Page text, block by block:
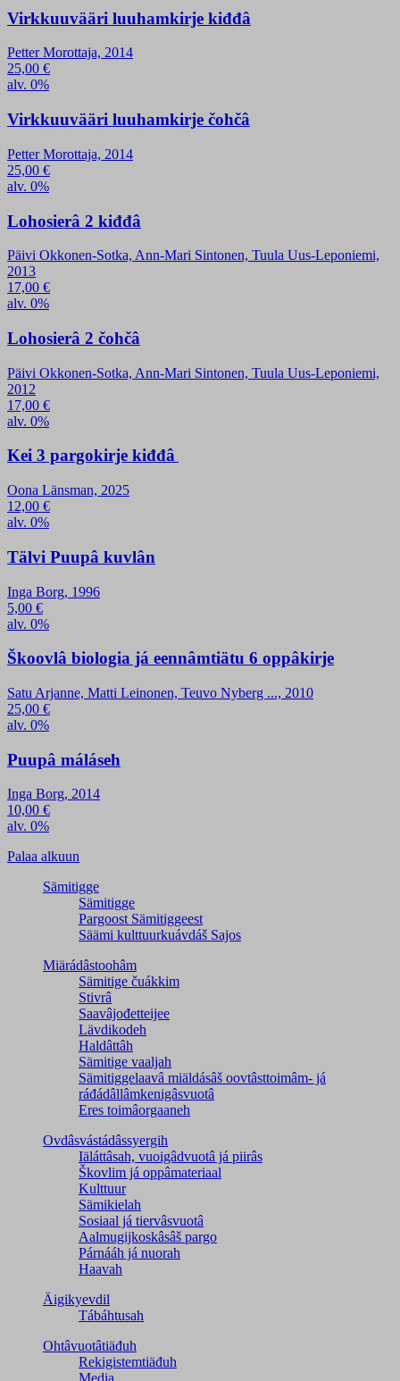
Virkkuuvääri luuhamkirje kiđđâ
Petter Morottaja, 2014
25,00 €
alv. 0%
Virkkuuvääri luuhamkirje čohčâ
Petter Morottaja, 2014
25,00 €
alv. 0%
Lohosierâ 2 kiđđâ
Päivi Okkonen-Sotka, Ann-Mari Sintonen, Tuula Uus-Leponiemi,
2013
17,00 €
alv. 0%
Lohosierâ 2 čohčâ
Päivi Okkonen-Sotka, Ann-Mari Sintonen, Tuula Uus-Leponiemi,
2012
17,00 €
alv. 0%
Kei 3 pargokirje kiđđâ
Oona Länsman, 2025
12,00 €
alv. 0%
Tälvi Puupâ kuvlân
Inga Borg, 1996
5,00 €
alv. 0%
Škoovlâ biologia já eennâmtiätu 6 oppâkirje
Satu Arjanne, Matti Leinonen, Teuvo Nyberg ..., 2010
25,00 €
alv. 0%
Puupâ máláseh
Inga Borg, 2014
10,00 €
alv. 0%
Palaa alkuun
Sämitigge
Sämitigge
Pargoost Sämitiggeest
Säämi kulttuurkuávdáš Sajos
Miärádâstoohâm
Sämitige čuákkim
Stivrâ
Saavâjođetteijee
Lävdikodeh
Haldâttâh
Sämitige vaaljah
Sämitiggelaavâ miäldásâš oovtâsttoimâm- já
ráđádâllâmkenigâsvuotâ
Eres toimâorgaaneh
Ovdâsvástádâssyergih
Iäláttâsah, vuoigâdvuotâ já piirâs
Škovlim já oppâmateriaal
Kulttuur
Sämikielah
Sosiaal já tiervâsvuotâ
Aalmugijkoskâsâš pargo
Párnááh já nuorah
Haavah
Äigikyevdil
Tábáhtusah
Ohtâvuotâtiäđuh
Rekigistemtiäđuh